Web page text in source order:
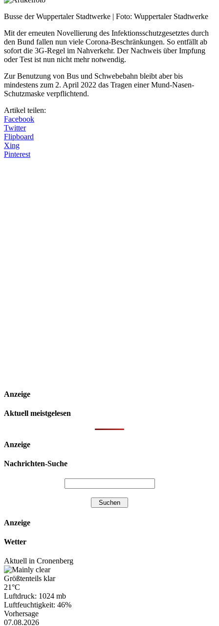
Busse der Wuppertaler Stadtwerke | Foto: Wuppertaler Stadtwerke
Mit der erneuten Novellierung des Infektionsschutzgesetztes durch
den Bund fallen nun viele Corona-Beschränkungen. So entfällt ab
sofort die 3G-Regel im Nahverkehr. Der Nachweis über Impfung
oder Test ist nun nicht mehr notwendig.
Zur Benutzung von Bus und Schwebebahn bleibt aber bis
mindestens zum 2. April 2022 das Tragen einer Mund-Nasen-
Schutzmaske verpflichtend.
Artikel teilen:
Facebook
Twitter
Flipboard
Xing
Pinterest
Anzeige
Aktuell meistgelesen
Anzeige
Nachrichten-Suche
Anzeige
Wetter
Aktuell in Cronenberg
Größtenteils klar
21°C
Luftdruck: 1024 mb
Luftfeuchtigkeit: 46%
Vorhersage
07.08.2026